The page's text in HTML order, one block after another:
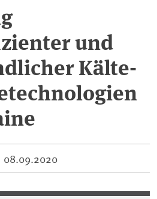
und
Kälte-
08.09.2020